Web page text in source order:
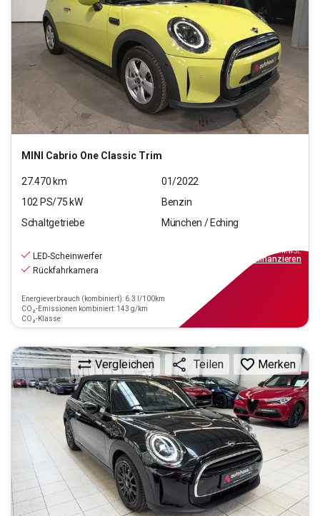
MINI Cabrio One Classic Trim
27.470 km
01/2022
102 PS/75 kW
Benzin
Schaltgetriebe
München / Eching
LED-Scheinwerfer
Rückfahrkamera
Energieverbrauch (kombiniert): 6.3 l/100km
CO₂-Emissionen kombiniert: 143 g/km
CO₂-Klasse:
inkl.MwSt.
finanzieren
Vergleichen Teilen Merken